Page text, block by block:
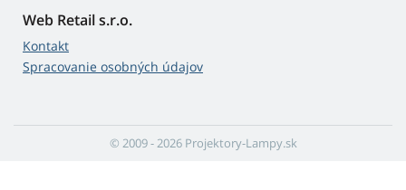
Web Retail s.r.o.
Kontakt
Spracovanie osobných údajov
© 2009 - 2026 Projektory-Lampy.sk